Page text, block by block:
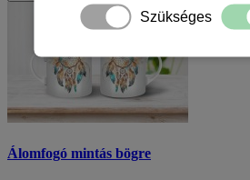
Álomfogó mintás bögre
Szükséges